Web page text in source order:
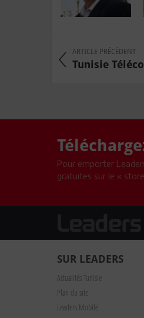
ARTICLE PRÉCÉDENT
Tunisie
Pour emporter
gratuites sur le «
SUR LEADERS
Actualités Tunisie
Plan du site
Leaders Mobile